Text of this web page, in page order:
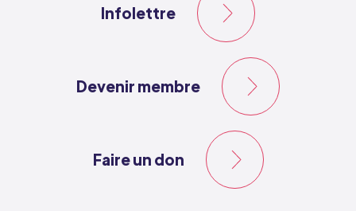
Infolettre
Devenir membre
Faire un don